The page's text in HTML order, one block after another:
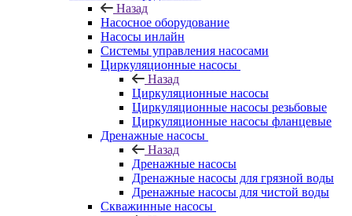
Назад
Насосное оборудование
Насосы инлайн
Системы управления насосами
Циркуляционные насосы
Назад
Циркуляционные насосы
Циркуляционные насосы резьбовые
Циркуляционные насосы фланцевые
Дренажные насосы
Назад
Дренажные насосы
Дренажные насосы для грязной воды
Дренажные насосы для чистой воды
Скважинные насосы